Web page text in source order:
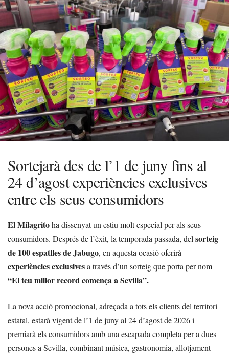
Sortejarà des de l’1 de juny fins al
24 d’agost experiències exclusives
entre els seus consumidors
El Milagritoha dissenyat un estiu molt especial per als seus
consumidors. Després de l’èxit, la temporada passada, del sorteig
de 100 espatlles de Jabugo, en aquesta ocasió oferirà
experiències exclusivesa través d’un sorteig que porta per nom
“El teu millor record comença a Sevilla”.
La nova acció promocional, adreçada a tots els clients del territori
estatal, estarà vigent de l’1 de juny al 24 d’agost de 2026 i
premiarà els consumidors amb una escapada completa per a dues
persones a Sevilla, combinant música, gastronomia, allotjament